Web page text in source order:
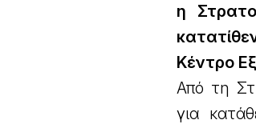
η
Κέντρο
Από τη
για